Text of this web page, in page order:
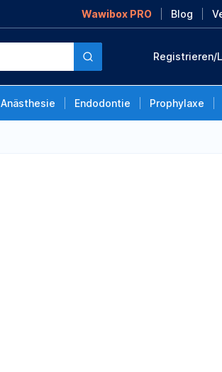
Wawibox PRO Blog
Registrieren/
Anästhesie Endodontie Prophylaxe